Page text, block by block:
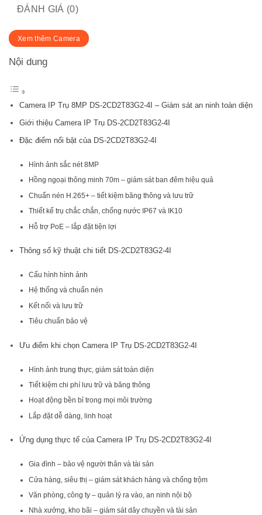
ĐÁNH GIÁ (0)
Xem thêm Camera
Nội dung
Camera IP Trụ 8MP DS-2CD2T83G2-4I – Giám sát an ninh toàn diện
Giới thiệu Camera IP Trụ DS-2CD2T83G2-4I
Đặc điểm nổi bật của DS-2CD2T83G2-4I
Hình ảnh sắc nét 8MP
Hồng ngoại thông minh 70m – giám sát ban đêm hiệu quả
Chuẩn nén H.265+ – tiết kiệm băng thông và lưu trữ
Thiết kế trụ chắc chắn, chống nước IP67 và IK10
Hỗ trợ PoE – lắp đặt tiện lợi
Thông số kỹ thuật chi tiết DS-2CD2T83G2-4I
Cấu hình hình ảnh
Hệ thống và chuẩn nén
Kết nối và lưu trữ
Tiêu chuẩn bảo vệ
Ưu điểm khi chọn Camera IP Trụ DS-2CD2T83G2-4I
Hình ảnh trung thực, giám sát toàn diện
Tiết kiệm chi phí lưu trữ và băng thông
Hoạt động bền bỉ trong mọi môi trường
Lắp đặt dễ dàng, linh hoạt
Ứng dụng thực tế của Camera IP Trụ DS-2CD2T83G2-4I
Gia đình – bảo vệ người thân và tài sản
Cửa hàng, siêu thị – giám sát khách hàng và chống trộm
Văn phòng, công ty – quản lý ra vào, an ninh nội bộ
Nhà xưởng, kho bãi – giám sát dây chuyền và tài sản